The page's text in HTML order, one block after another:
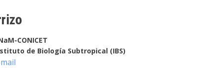
CONICET
de Biología Subtropical (IBS)